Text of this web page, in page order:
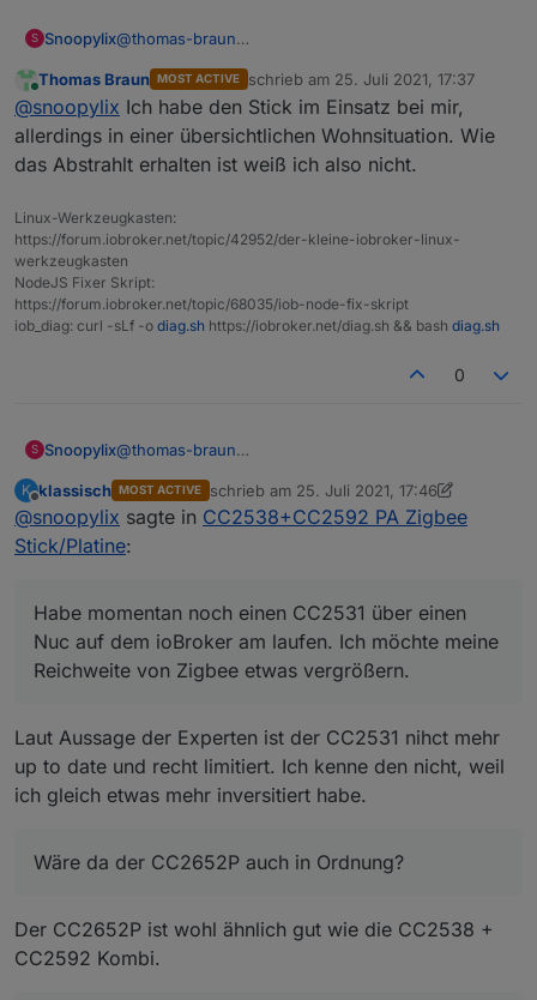
S Snoopylix@thomas-braun
Hast du Erfahrungen mit dem Modul?
Habe momentan noch einen CC2531 über einen Nuc
auf dem ioBroker am laufen. Ich möchte meine
Vor allem sollen zukünftig noch weitere Geräte
Wäre da der CC2652P auch in Ordnung?
So wie dieser:
https://www.ebay.de/itm/224532863011?
hash=item3447339823:g:SSMAAOSwtVRg1Bkt
Wäre ich mit einer 6 dpi Antenne besser bedient da
ich in einem Bungalow wohne? Diese sollte ja mehr
in die Horizontale strahlen als die 3dbi Antenne die
kugelförmig abstrahlt.
Habe ich das richtig verstanden?
Thomas Braun MOST ACTIVE schrieb am 25. Juli 2021, 17:37
zuletzt editiert von
@snoopylix Ich habe den Stick im Einsatz bei mir,
allerdings in einer übersichtlichen Wohnsituation. Wie
das Abstrahlt erhalten ist weiß ich also nicht.
Linux-Werkzeugkasten:
https://forum.iobroker.net/topic/42952/der-kleine-iobroker-linux-
werkzeugkasten
NodeJS Fixer Skript:
https://forum.iobroker.net/topic/68035/iob-node-fix-skript
iob_diag: curl -sLf -o diag.sh https://iobroker.net/diag.sh && bash diag.sh
0
S Snoopylix@thomas-braun
Hast du Erfahrungen mit dem Modul?
Habe momentan noch einen CC2531 über einen Nuc
auf dem ioBroker am laufen. Ich möchte meine
hinzukommen.
Wäre da der CC2652P auch in Ordnung?
So wie dieser:
https://www.ebay.de/itm/224532863011?
Wäre ich mit einer 6 dpi Antenne besser bedient da
ich in einem Bungalow wohne? Diese sollte ja mehr
in die Horizontale strahlen als die 3dbi Antenne die
LG
K klassisch MOST ACTIVE schrieb am 25. Juli 2021, 17:46
zuletzt editiert von klassisch
@snoopylix sagte in CC2538+CC2592 PA Zigbee
Stick/Platine:
Habe momentan noch einen CC2531 über einen
Nuc auf dem ioBroker am laufen. Ich möchte meine
Reichweite von Zigbee etwas vergrößern.
Laut Aussage der Experten ist der CC2531 nihct mehr
up to date und recht limitiert. Ich kenne den nicht, weil
ich gleich etwas mehr inversitiert habe.
Wäre da der CC2652P auch in Ordnung?
Der CC2652P ist wohl ähnlich gut wie die CC2538 +
CC2592 Kombi.